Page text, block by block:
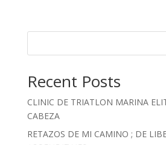
Recent Posts
CLINIC DE TRIATLON MARINA
CABEZA
RETAZOS DE MI CAMINO ; DE